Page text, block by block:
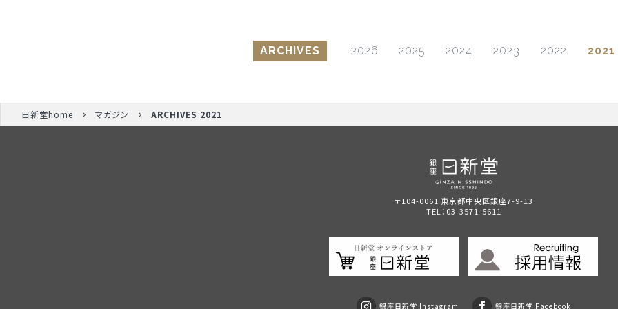
ARCHIVES 2021
2022
2023
2024
2025
2026
日新堂home マガジン ARCHIVES 2021
〒104-0061 東京都中央区銀座7-9-13
TEL： 03-3571-5611
銀座日新堂 Instagram 銀座日新堂 Facebook